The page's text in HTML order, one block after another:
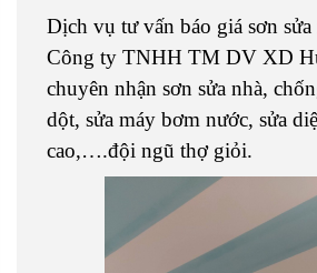
Dịch vụ tư vấn báo giá sơn
Công ty TNHH TM DV XD
chuyên nhận sơn sửa nhà,
dột, sửa máy bơm nước, sửa
cao,….đội ngũ thợ giỏi.